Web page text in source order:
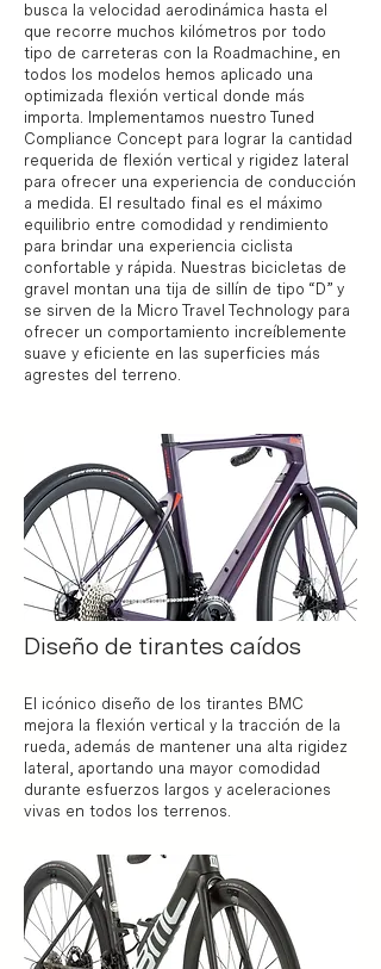
busca la velocidad aerodinámica hasta el
que recorre muchos kilómetros por todo
tipo de carreteras con la Roadmachine, en
todos los modelos hemos aplicado una
optimizada flexión vertical donde más
importa. Implementamos nuestro Tuned
Compliance Concept para lograr la cantidad
requerida de flexión vertical y rigidez lateral
para ofrecer una experiencia de conducción
a medida. El resultado final es el máximo
equilibrio entre comodidad y rendimiento
para brindar una experiencia ciclista
confortable y rápida. Nuestras bicicletas de
gravel montan una tija de sillín de tipo “D” y
se sirven de la Micro Travel Technology para
ofrecer un comportamiento increíblemente
suave y eficiente en las superficies más
agrestes del terreno.
Diseño de tirantes caídos
El icónico diseño de los tirantes BMC
mejora la flexión vertical y la tracción de la
rueda, además de mantener una alta rigidez
lateral, aportando una mayor comodidad
durante esfuerzos largos y aceleraciones
vivas en todos los terrenos.